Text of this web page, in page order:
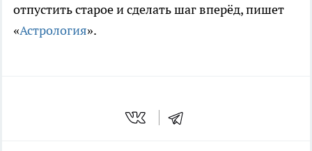
отпустить старое и сделать шаг вперёд, пишет
«Астрология».